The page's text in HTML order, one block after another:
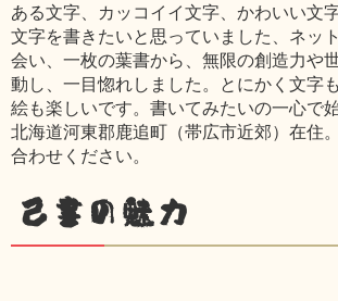
ある文字、カッコイイ文字、かわいい文
文字を書きたいと思っていました、ネッ
会い、一枚の葉書から、無限の創造力や
動し、一目惚れしました。とにかく文字
絵も楽しいです。書いてみたいの一心で
北海道河東郡鹿追町（帯広市近郊）在住
合わせください。
己書の魅力